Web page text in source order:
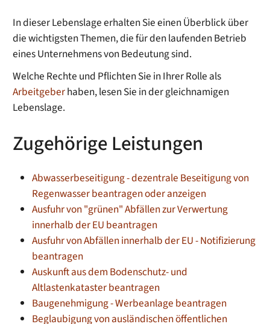
In dieser Lebenslage erhalten Sie einen Überblick über
die wichtigsten Themen, die für den laufenden Betrieb
eines Unternehmens von Bedeutung sind.
Welche Rechte und Pflichten Sie in Ihrer Rolle als
Arbeitgeberhaben, lesen Sie in der gleichnamigen
Lebenslage.
Zugehörige Leistungen
Abwasserbeseitigung - dezentrale Beseitigung von
Regenwasser beantragen oder anzeigen
Ausfuhr von "grünen" Abfällen zur Verwertung
innerhalb der EU beantragen
Ausfuhr von Abfällen innerhalb der EU - Notifizierung
beantragen
Auskunft aus dem Bodenschutz- und
Altlastenkataster beantragen
Baugenehmigung - Werbeanlage beantragen
Beglaubigung von ausländischen öffentlichen